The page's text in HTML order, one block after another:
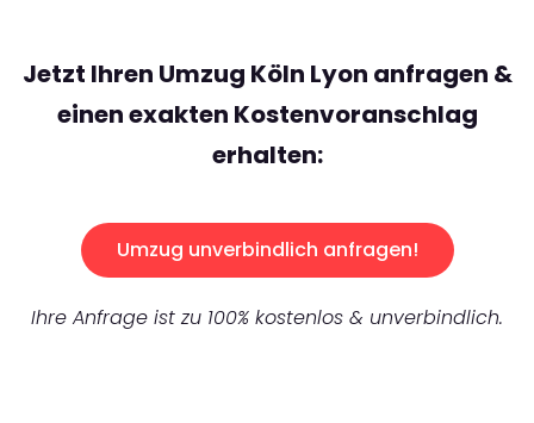
Jetzt Ihren Umzug Köln Lyon anfragen &
einen exakten Kostenvoranschlag
erhalten:
Umzug unverbindlich anfragen!
Ihre Anfrage ist zu 100% kostenlos & unverbindlich.